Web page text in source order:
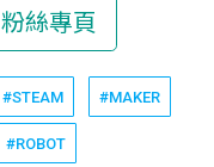
粉絲專頁
#STEAM #MAKER
#ROBOT